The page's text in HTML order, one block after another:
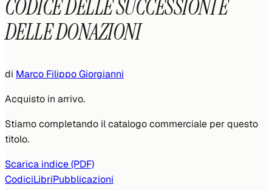
CODICE DELLE SUCCESSIONI E
DELLE DONAZIONI
di Marco Filippo Giorgianni
Acquisto in arrivo.
Stiamo completando il catalogo commerciale per questo
titolo.
Scarica indice (PDF)
CodiciLibriPubblicazioni